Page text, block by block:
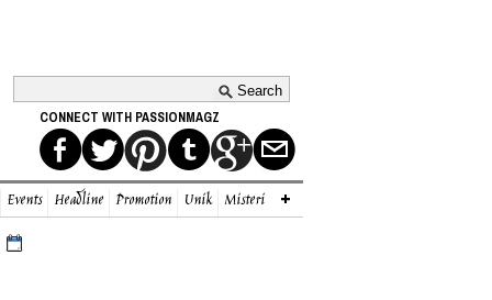
CONNECT WITH PASSIONMAGZ
Events Headline Promotion Unik Misteri